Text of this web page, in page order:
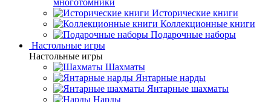
многотомники
Исторические книги
Коллекционные книги
Подарочные наборы
Настольные игры
Настольные игры
Шахматы
Янтарные нарды
Янтарные шахматы
Нарды